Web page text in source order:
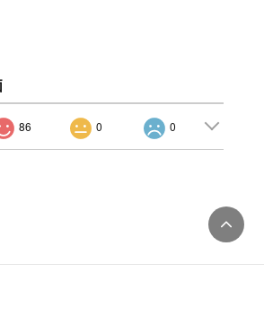
86 0 0